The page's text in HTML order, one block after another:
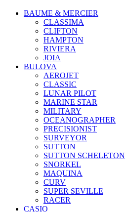
BAUME & MERCIER
CLASSIMA
CLIFTON
HAMPTON
RIVIERA
JOIA
BULOVA
AEROJET
CLASSIC
LUNAR PILOT
MARINE STAR
MILITARY
OCEANOGRAPHER
PRECISIONIST
SURVEYOR
SUTTON
SUTTON SCHELETON
SNORKEL
MAQUINA
CURV
SUPER SEVILLE
RACER
CASIO